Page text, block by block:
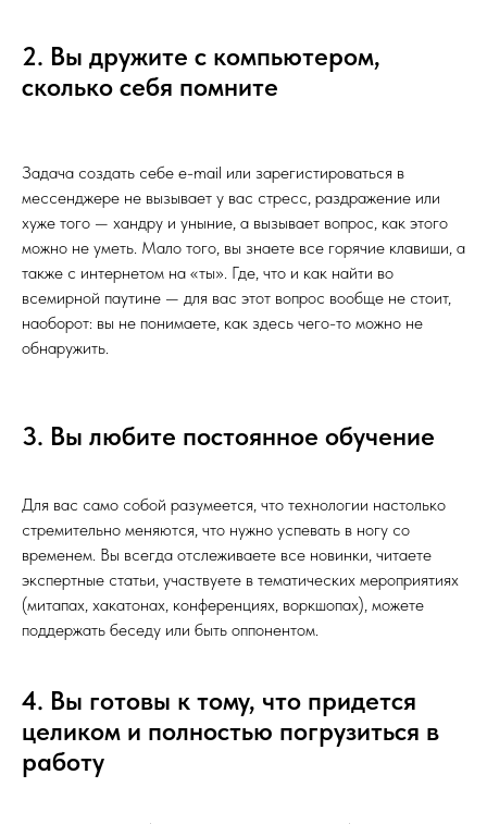
2. Вы дружите с компьютером,
сколько себя помните
Задача создать себе e-mail или зарегистироваться в
мессенджере не вызывает у вас стресс, раздражение или
хуже того — хандру и уныние, а вызывает вопрос, как этого
можно не уметь. Мало того, вы знаете все горячие клавиши, а
также с интернетом на «ты». Где, что и как найти во
всемирной паутине — для вас этот вопрос вообще не стоит,
наоборот: вы не понимаете, как здесь чего-то можно не
обнаружить.
3. Вы любите постоянное обучение
Для вас само собой разумеется, что технологии настолько
стремительно меняются, что нужно успевать в ногу со
временем. Вы всегда отслеживаете все новинки, читаете
экспертные статьи, участвуете в тематических мероприятиях
(митапах, хакатонах, конференциях, воркшопах), можете
поддержать беседу или быть оппонентом.
4. Вы готовы к тому, что придется
целиком и полностью погрузиться в
работу